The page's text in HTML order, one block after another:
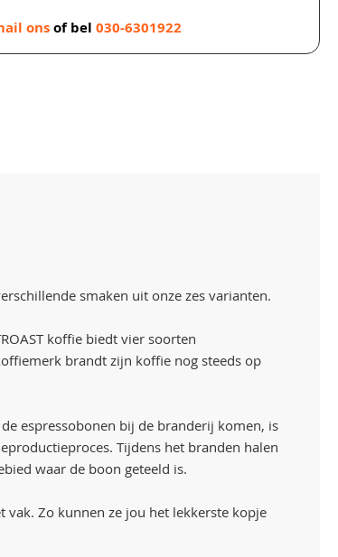
onsof bel 030-6301922
smaken uit onze zes varianten.
koffie biedt vier soorten
brandt zijn koffie nog steeds op
espressobonen bij de branderij komen, is
Tijdens het branden halen
waar de boon geteeld is.
Zo kunnen ze jou het lekkerste kopje